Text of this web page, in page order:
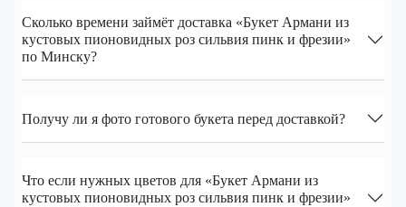
Сколько времени займёт доставка «Букет Армани из
кустовых пионовидных роз сильвия пинк и фрезии»
по Минску?
Получу ли я фото готового букета перед доставкой?
Что если нужных цветов для «Букет Армани из
кустовых пионовидных роз сильвия пинк и фрезии»